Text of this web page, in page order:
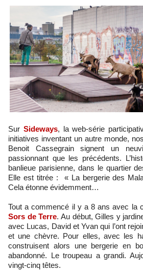
Sur Sideways, la web-série
initiatives inventant un autre monde,
Benoit Cassegrain signent un
passionnant que les précédents.
banlieue parisienne, dans le quartier
Elle est titrée : « La bergerie des
Cela étonne évidemment…
Tout a commencé il y a 8 ans avec la
Sors de Terre. Au début, Gilles y
avec Lucas, David et Yvan qui l’ont
et une chèvre. Pour elles, avec les
construisent alors une bergerie en
abandonné. Le troupeau a grandi.
vingt-cinq têtes.